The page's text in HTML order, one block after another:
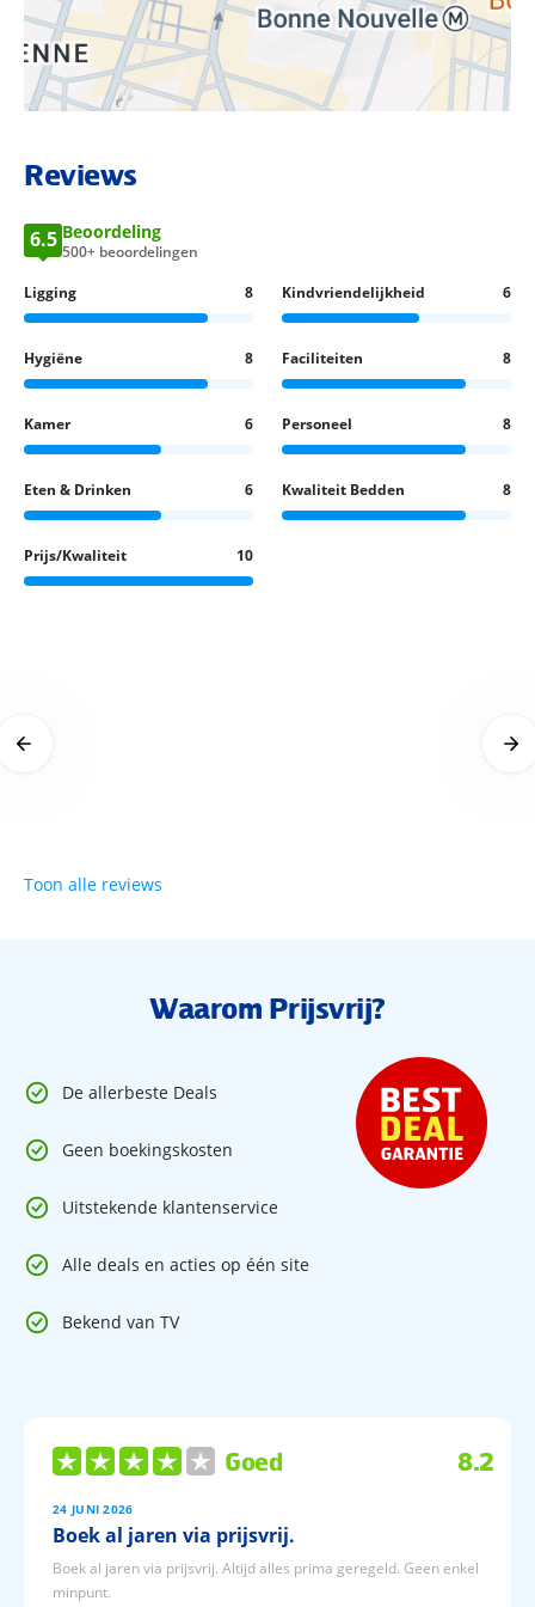
Reviews
6.5 Beoordeling
500+ beoordelingen
Ligging
8 Kindvriendelijkheid 6
Hygiëne 8 Faciliteiten 8
Kamer 6 Personeel 8
Eten & Drinken 6 Kwaliteit Bedden 8
Prijs/Kwaliteit 10
Toon alle reviews
Waarom Prijsvrij?
De allerbeste Deals
Geen boekingskosten
Uitstekende klantenservice
Alle deals en acties op één site
Bekend van TV
Goed 8.2
24 JUNI 2026
Boek al jaren via prijsvrij.
Boek al jaren via prijsvrij. Altijd alles prima geregeld. Geen enkel
minpunt.